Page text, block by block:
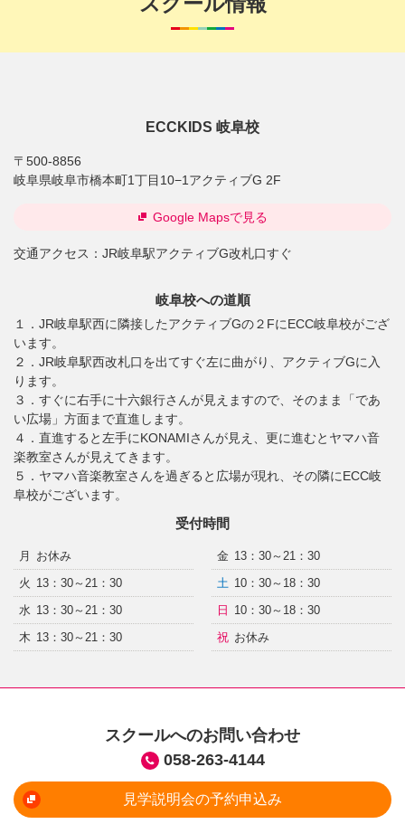
ECCKIDS 岐阜校
〒500-8856
岐阜県岐阜市橋本町1丁目10−1アクティブG 2F
交通アクセス： JR岐阜駅アクティブG改札口すぐ
Google Mapsで見る
岐阜校への道順
１．JR岐阜駅西に隣接したアクティブGの２FにECC岐阜校がござ
います。
２．JR岐阜駅西改札口を出てすぐ左に曲がり、アクティブGに入
ります。
３．すぐに右手に十六銀行さんが見えますので、そのまま「であ
い広場」方面まで直進します。
４．直進すると左手にKONAMIさんが見え、更に進むとヤマハ音
楽教室さんが見えてきます。
５．ヤマハ音楽教室さんを過ぎると広場が現れ、その隣にECC岐
阜校がございます。
受付時間
月
お休み
火 13：30～21：30
水 13：30～21：30
木 13：30～21：30
金 13：30～21：30
土 10：30～18：30
日
10：30～18：30
祝 お休み
スクールへのお問い合わせ
058-263-4144
見学説明会の予約申込み